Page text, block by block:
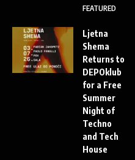
FEATURED
Ljetna
Shema
Returns to
DEPOklub
for a Free
Summer
Night of
Techno
and Tech
House